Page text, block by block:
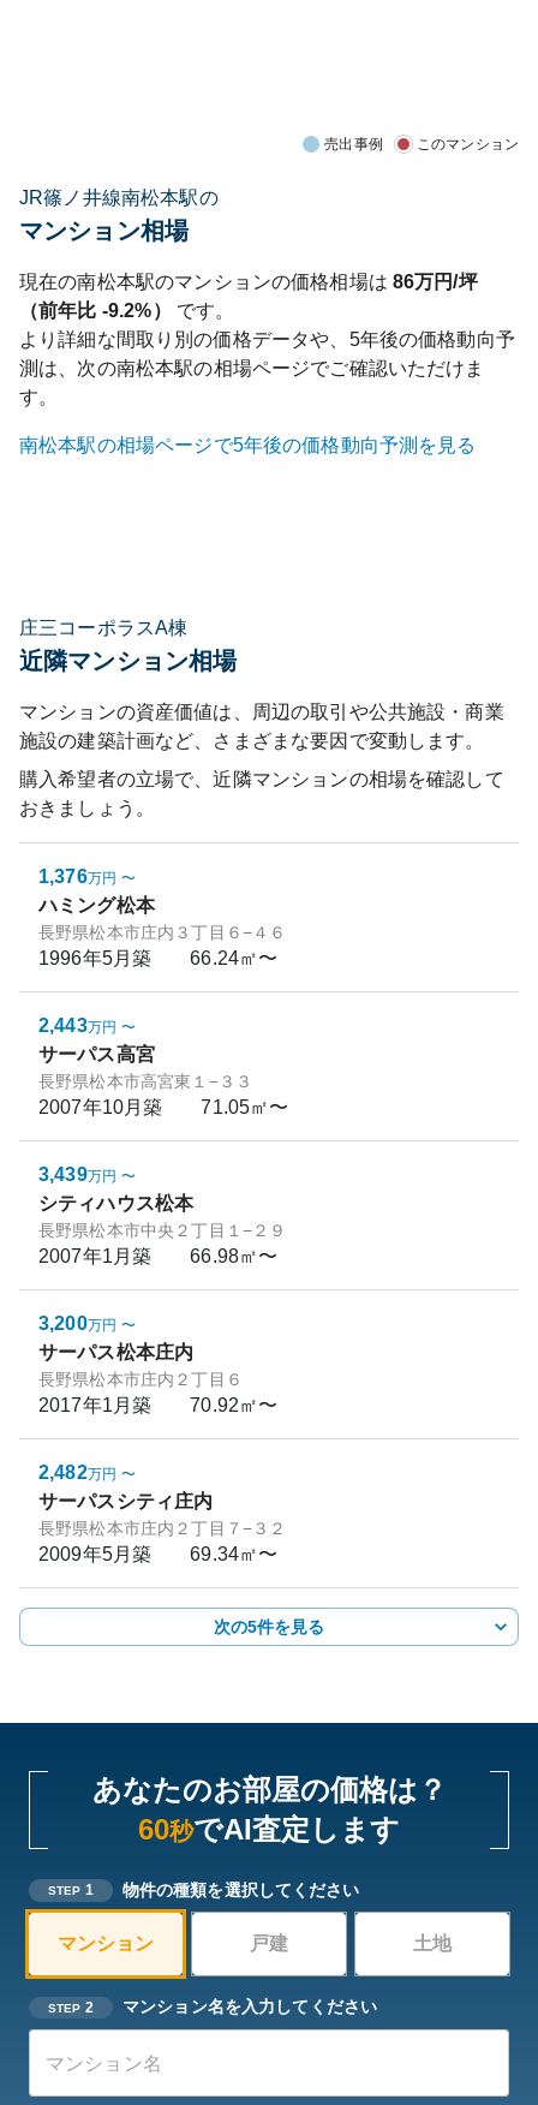
売出事例 このマンション
JR篠ノ井線南松本駅の
マンション相場
現在の南松本駅のマンションの価格相場は 86万円/坪
（前年比 -9.2%）
です。
より詳細な間取り別の価格データや、5年後の価格動向予
測は、次の南松本駅の相場ページでご確認いただけま
す。
南松本駅の相場ページで5年後の価格動向予測を見る
庄三コーポラスA棟
近隣マンション相場
マンションの資産価値は、周辺の取引や公共施設・商業
施設の建築計画など、さまざまな要因で変動します。
購入希望者の立場で、近隣マンションの相場を確認して
おきましょう。
1,376万円 〜
ハミング松本
長野県松本市庄内３丁目６−４６
1996年5月築 66.24㎡〜
2,443万円 〜
サーパス高宮
長野県松本市高宮東１−３３
2007年10月築 71.05㎡〜
3,439万円 〜
シティハウス松本
長野県松本市中央２丁目１−２９
2007年1月築 66.98㎡〜
3,200万円 〜
サーパス松本庄内
長野県松本市庄内２丁目６
2017年1月築 70.92㎡〜
2,482万円 〜
サーパスシティ庄内
長野県松本市庄内２丁目７−３２
2009年5月築 69.34㎡〜
次の5件を見る
あなたのお部屋の価格は？
60秒でAI査定します
STEP 1 物件の種類を選択してください
マンション 戸建 土地
STEP 2 マンション名を入力してください